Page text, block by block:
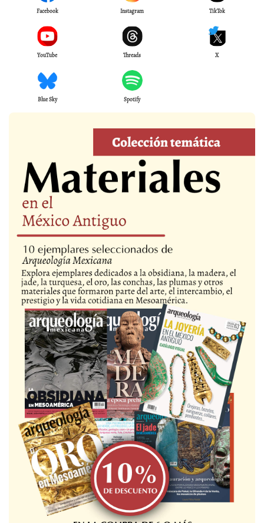
Facebook Instagram TikTok
YouTube Threads X
Blue Sky Spotify